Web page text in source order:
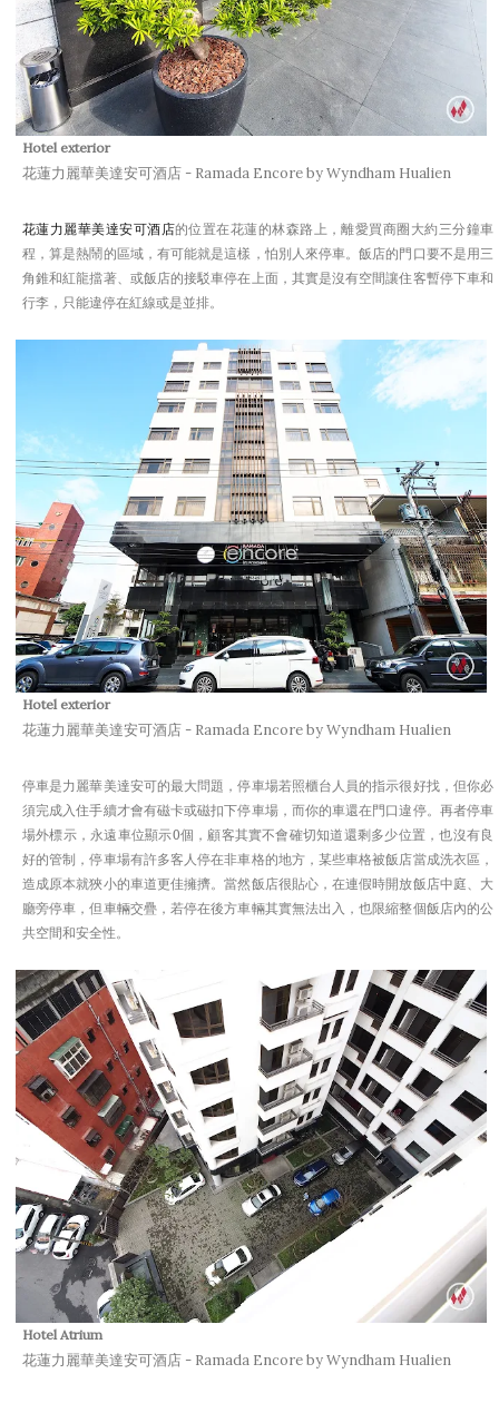
Hotel exterior
花蓮力麗華美達安可酒店 - Ramada Encore by Wyndham Hualien
花蓮力麗華美達安可酒店的位置在花蓮的林森路上，離愛買商圈大約三分鐘車
程，算是熱鬧的區域，有可能就是這樣，怕別人來停車。飯店的門口要不是用三
角錐和紅龍擋著、或飯店的接駁車停在上面，其實是沒有空間讓住客暫停下車和
行李，只能違停在紅線或是並排。
Hotel exterior
花蓮力麗華美達安可酒店 - Ramada Encore by Wyndham Hualien
停車是力麗華美達安可的最大問題，停車場若照櫃台人員的指示很好找，但你必
須完成入住手續才會有磁卡或磁扣下停車場，而你的車還在門口違停。再者停車
場外標示，永遠車位顯示0個，顧客其實不會確切知道還剩多少位置，也沒有良
好的管制，停車場有許多客人停在非車格的地方，某些車格被飯店當成洗衣區，
造成原本就狹小的車道更佳擁擠。當然飯店很貼心，在連假時開放飯店中庭、大
廳旁停車，但車輛交疊，若停在後方車輛其實無法出入，也限縮整個飯店內的公
共空間和安全性。
Hotel Atrium
花蓮力麗華美達安可酒店 - Ramada Encore by Wyndham Hualien